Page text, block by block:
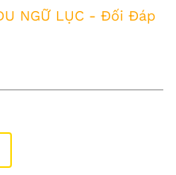
NGỮ LỤC - Đối Đáp